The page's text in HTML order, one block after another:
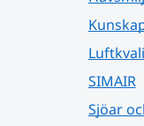
SIMAIR
Sjöar